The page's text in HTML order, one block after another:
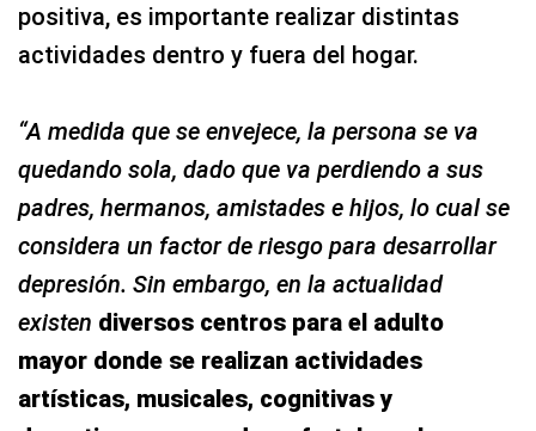
positiva, es importante realizar distintas
actividades dentro y fuera del hogar.
“A medida que se envejece, la persona se va
quedando sola, dado que va perdiendo a sus
padres, hermanos, amistades e hijos, lo cual se
considera un factor de riesgo para desarrollar
depresión. Sin embargo, en la actualidad
existen diversos centros para el adulto
mayor donde se realizan actividades
artísticas, musicales, cognitivas y